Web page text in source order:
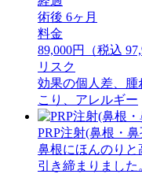
術後 6ヶ月
料金
89,000円（税込
リスク
効果の個人差、腫
こり、アレルギー
PRP注射(鼻根・
鼻根にほんのりと
引き締まりました